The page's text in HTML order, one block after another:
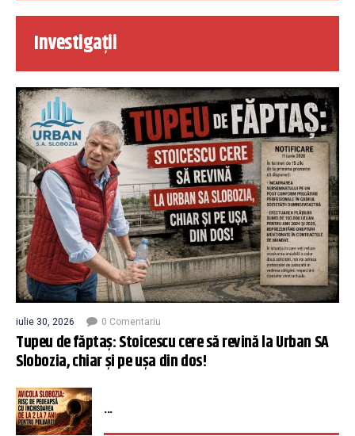
Investigații
iulie 30, 2026 0 Comentariu
Tupeu de făptaș: Stoicescu cere să revină la Urban SA
Slobozia, chiar și pe ușa din dos!
...